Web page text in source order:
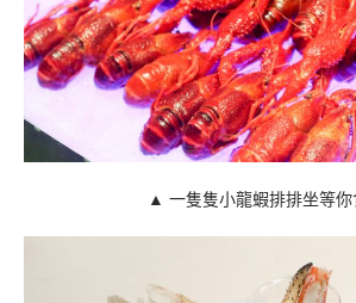
▲ 一隻隻小龍蝦排排坐等你